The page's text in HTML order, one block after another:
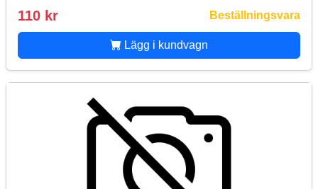
110 kr Beställningsvara
Lägg i kundvagn